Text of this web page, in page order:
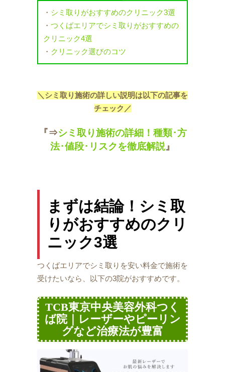
・ シミ取りがおすすめのクリニック3選
・ つくばエリアでシミ取りがおすすめの
クリニック4選
・ クリニック選びのコツ
＼シミ取り施術の詳しい説明は以下の記事を
チェック／
『⇒シミ取り施術の詳細！種類･方
法･値段･リスクを徹底解説』
まずは結論！シミ取
りがおすすめのクリ
ニック3選
つくばエリアでシミ取りを安い料金で施術を
受けたいなら、以下の3院がおすすめです。
TCB東京中央美容外科つく
ば院｜レーザーやピーリン
グなど治療法が豊富